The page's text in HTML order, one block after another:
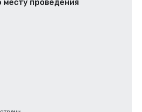
проведения